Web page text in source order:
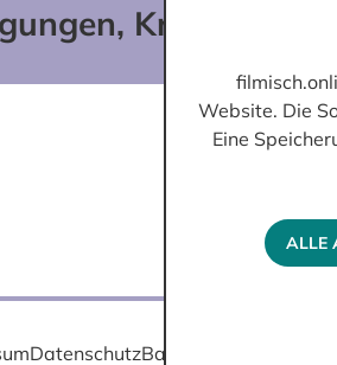
Kritik?
Gefördert von
DatenschutzBarrierefreiheit
Website. Die
Eine
ALLE